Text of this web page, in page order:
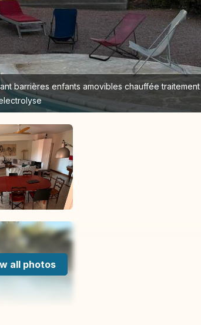
barrières enfants amovibles chauffée traitement
all photos